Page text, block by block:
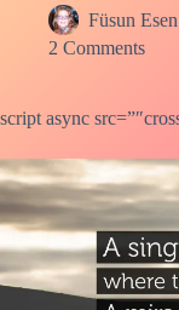
Füsun Esen
2 Comments
script async